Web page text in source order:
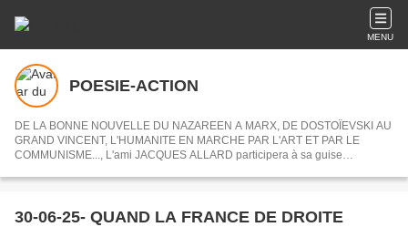
MENU
POESIE-ACTION
DE LA BONNE NOUVELLE DU NAZAREEN A MARX, DE DOSTOÏEVSKI AU
GRAND VINCENT, L'HUMANITE EN MARCHE PAR L'ART ET PAR LE
COMMUNISME..., L'ami JACQUES ALLARD participera à sa guise
articles choisis.
30-06-25- QUAND LA FRANCE DE DROITE